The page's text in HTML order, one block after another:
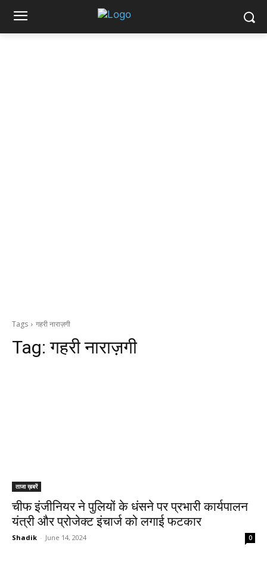
Tags गहरी नाराज़गी
Tag:गहरी नाराज़गी
ताजा ख़बरें
चीफ इंजीनियर ने पुलियों के धंसने पर प्रभारी कार्यपालन
यंत्री और प्रोजेक्ट इंचार्ज को लगाई फटकार
Shadik - June 14, 2024 0